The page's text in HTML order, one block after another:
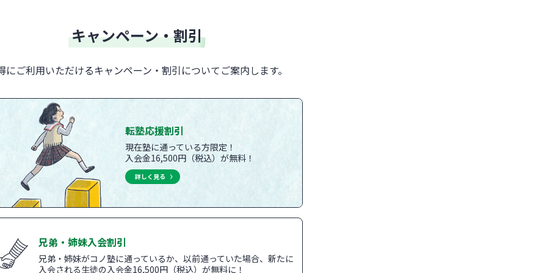
キャンペーン・割引
にご利用いただけるキャンペーン・割引についてご案内します。
転塾応援割引
現在塾に通っている方限定！
入会金16,500円（税込）が無料！
詳しく見る
兄弟・姉妹入会割引
兄弟・姉妹がコノ塾に通っているか、以前通っていた場合、新たに
入会される生徒の入会金16,500円（税込）が無料に！